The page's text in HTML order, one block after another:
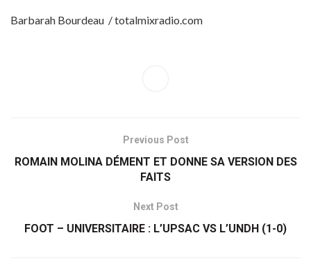
Barbarah Bourdeau / totalmixradio.com
Previous Post
ROMAIN MOLINA DÉMENT ET DONNE SA VERSION DES
FAITS
Next Post
FOOT – UNIVERSITAIRE : L’UPSAC VS L’UNDH (1-0)